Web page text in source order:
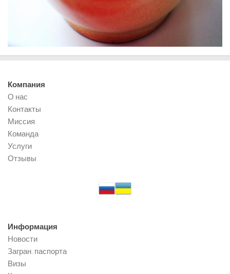
Компания
О нас
Контакты
Миссия
Команда
Услуги
Отзывы
Информация
Новости
Загран. паспорта
Визы